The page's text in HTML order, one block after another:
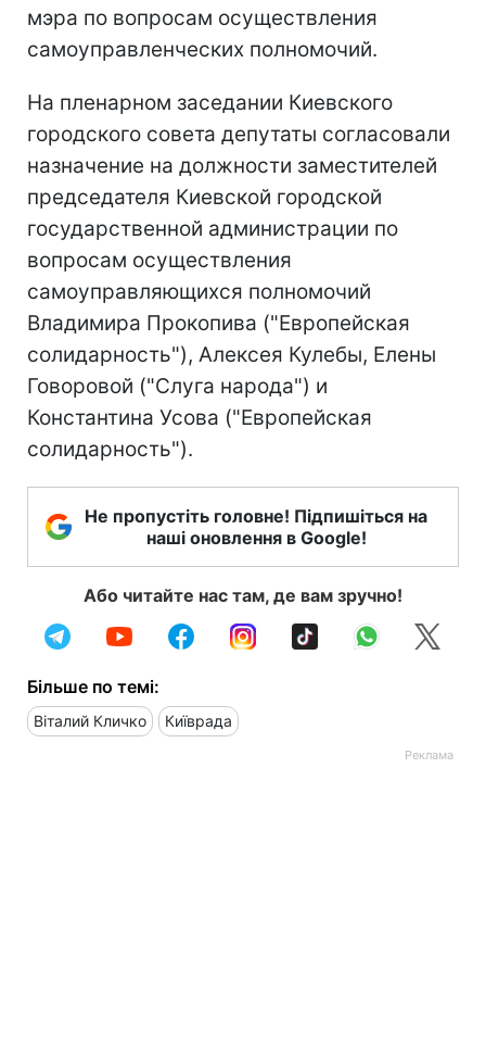
мэра по вопросам осуществления
самоуправленческих полномочий.
На пленарном заседании Киевского
городского совета депутаты согласовали
назначение на должности заместителей
председателя Киевской городской
государственной администрации по
вопросам осуществления
самоуправляющихся полномочий
Владимира Прокопива ("Европейская
солидарность"), Алексея Кулебы, Елены
Говоровой ("Слуга народа") и
Константина Усова ("Европейская
солидарность").
Не пропустіть головне! Підпишіться на
наші оновлення в Google!
Або читайте нас там, де вам зручно!
Більше по темі:
Віталий Кличко Київрада